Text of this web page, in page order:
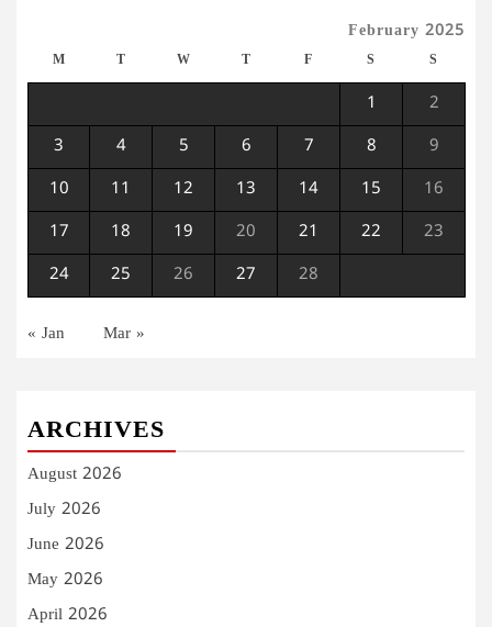
February 2025
M T W T F S S
1 2
3 4 5 6 7 8 9
10 11 12 13 14 15 16
17 18 19 20 21 22 23
24 25 26 27 28
« Jan Mar »
ARCHIVES
August 2026
July 2026
June 2026
May 2026
April 2026